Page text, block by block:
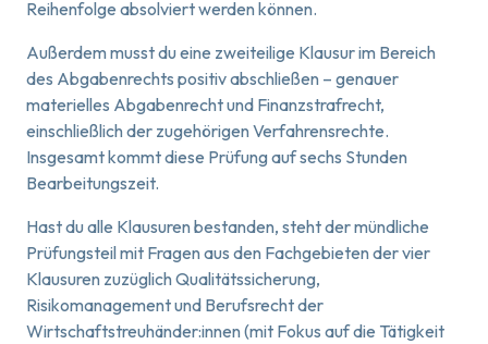
Reihenfolge absolviert werden können.
Außerdem musst du eine zweiteilige Klausur im Bereich
des Abgabenrechts positiv abschließen – genauer
materielles Abgabenrecht und Finanzstrafrecht,
einschließlich der zugehörigen Verfahrensrechte.
Insgesamt kommt diese Prüfung auf sechs Stunden
Bearbeitungszeit.
Hast du alle Klausuren bestanden, steht der mündliche
Prüfungsteil mit Fragen aus den Fachgebieten der vier
Klausuren zuzüglich Qualitätssicherung,
Risikomanagement und Berufsrecht der
Wirtschaftstreuhänder:innen (mit Fokus auf die Tätigkeit